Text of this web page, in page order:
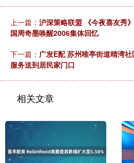
上一篇： 沪深策略联盟 《今夜喜友秀
国周奇墨唤醒2006集体回忆
下一篇： 广发E配 苏州唯亭街道晴湾
服务送到居民家门口
相关文章